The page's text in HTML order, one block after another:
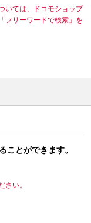
いては、ドコモショップ
フリーワードで検索」を
ことができます。
さい。